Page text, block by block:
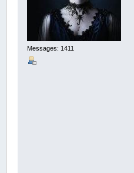
Messages: 1411